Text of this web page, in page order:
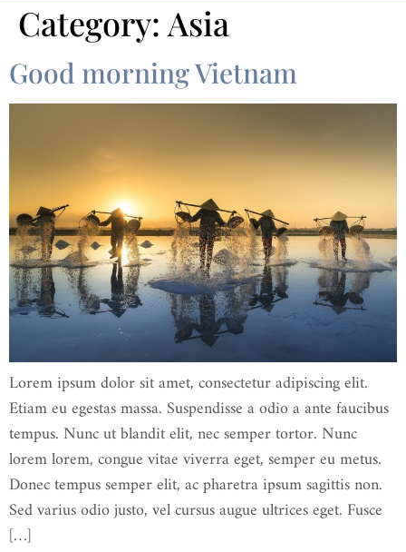
Category: Asia
Good morning Vietnam
Lorem ipsum dolor sit amet, consectetur adipiscing elit.
Etiam eu egestas massa. Suspendisse a odio a ante faucibus
tempus. Nunc ut blandit elit, nec semper tortor. Nunc
lorem lorem, congue vitae viverra eget, semper eu metus.
Donec tempus semper elit, ac pharetra ipsum sagittis non.
Sed varius odio justo, vel cursus augue ultrices eget. Fusce
[…]